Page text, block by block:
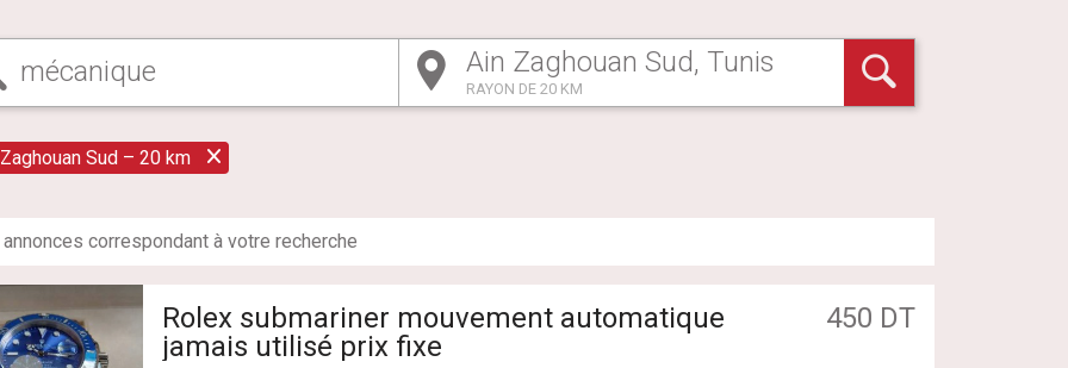
RAYON DE 20 KM
Sud – 20 km
annonces correspondant à votre recherche
Rolex submariner mouvement automatique
jamais utilisé prix fixe
450 DT